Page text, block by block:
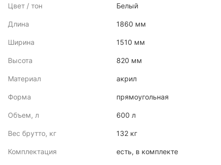
Цвет / тон Белый
Длина 1860 мм
Ширина 1510 мм
Высота 820 мм
Материал акрил
Форма прямоугольная
Объем, л 600 л
Вес брутто, кг 132 кг
Комплектация есть, в комплекте